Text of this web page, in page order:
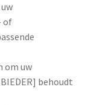
of
om uw
behoudt